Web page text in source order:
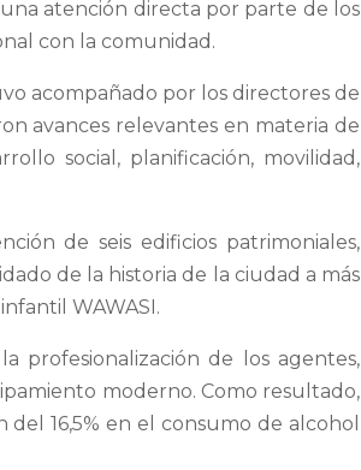
atención directa por parte de los
con la comunidad.
acompañado por los directores de
avances relevantes en materia de
social, planificación, movilidad,
de seis edificios patrimoniales,
de la historia de la ciudad a más
WAWASI.
profesionalización de los agentes,
moderno. Como resultado,
16,5% en el consumo de alcohol